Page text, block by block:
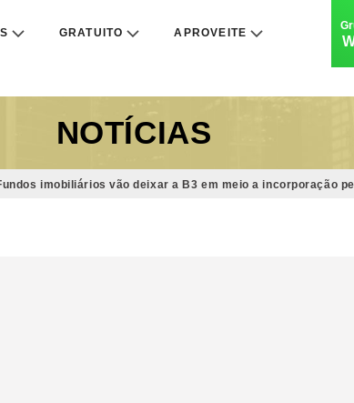
GRATUITO APROVEITE
NOTÍCIAS
imobiliários vão deixar a B3 em meio a incorporação